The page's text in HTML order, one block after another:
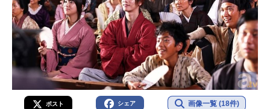
ポスト シェア 画像一覧 (18件)